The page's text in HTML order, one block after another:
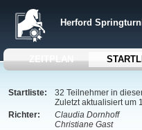
Herford
ZEITPLAN
Startliste:
32 Teilnehmer in
Zuletzt aktualisiert um
Richter:
Claudia Dornhoff
Christiane Gast